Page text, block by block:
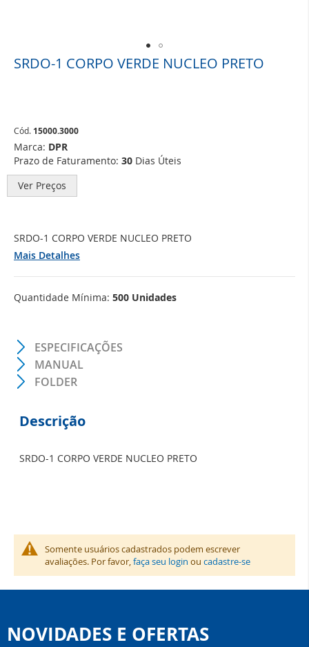
SRDO-1 CORPO VERDE NUCLEO PRETO
Cód. 15000.3000
Marca: DPR
Prazo de Faturamento: 30 Dias Úteis
Ver Preços
SRDO-1 CORPO VERDE NUCLEO PRETO
Mais Detalhes
Quantidade Mínima: 500 Unidades
ESPECIFICAÇÕES
MANUAL
FOLDER
Saltar
Galeria
de
imagens
Descrição
SRDO-1 CORPO VERDE NUCLEO PRETO
Somente usuários cadastrados podem escrever
avaliações. Por favor,faça seu login ou cadastre-se
NOVIDADES E OFERTAS